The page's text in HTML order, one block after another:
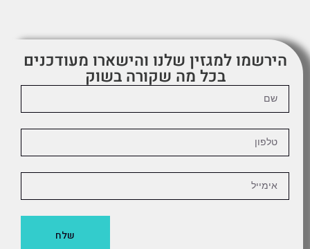
הירשמו למגזין שלנו והישארו מעודכנים
בכל מה שקורה בשוק
שלח